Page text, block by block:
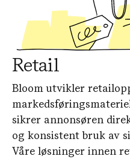
Retail
Bloom utvikler
sikrer annonsøren
og konsistent bruk av
Våre løsninger innen